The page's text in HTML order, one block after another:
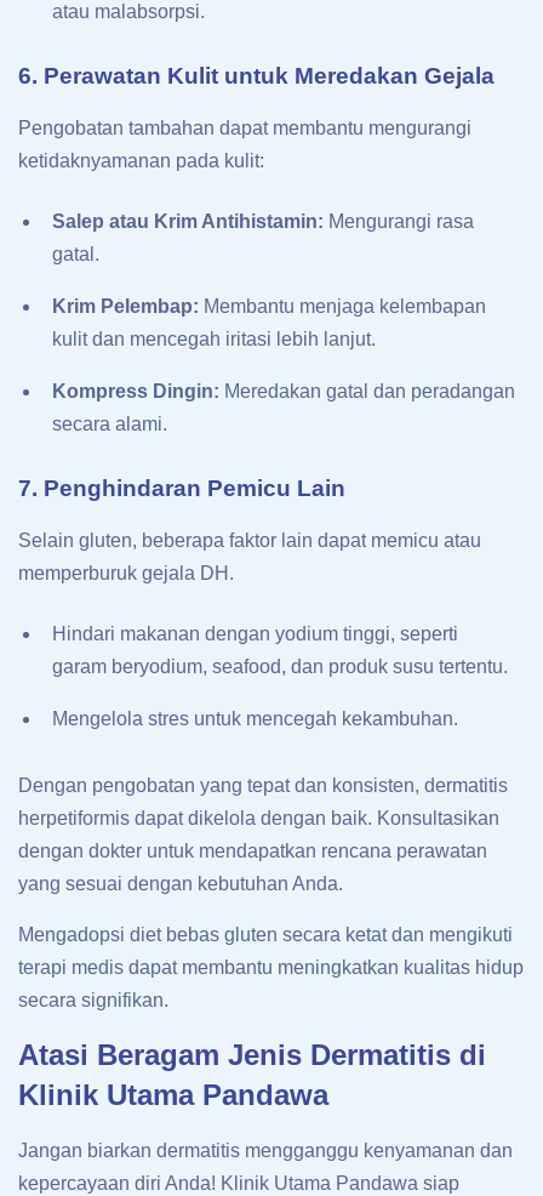
atau malabsorpsi.
6. Perawatan Kulit untuk Meredakan Gejala
Pengobatan tambahan dapat membantu mengurangi
ketidaknyamanan pada kulit:
Salep atau Krim Antihistamin: Mengurangi rasa
gatal.
Krim Pelembap: Membantu menjaga kelembapan
kulit dan mencegah iritasi lebih lanjut.
Kompress Dingin: Meredakan gatal dan peradangan
secara alami.
7. Penghindaran Pemicu Lain
Selain gluten, beberapa faktor lain dapat memicu atau
memperburuk gejala DH.
Hindari makanan dengan yodium tinggi, seperti
garam beryodium, seafood, dan produk susu tertentu.
Mengelola stres untuk mencegah kekambuhan.
Dengan pengobatan yang tepat dan konsisten, dermatitis
herpetiformis dapat dikelola dengan baik. Konsultasikan
dengan dokter untuk mendapatkan rencana perawatan
yang sesuai dengan kebutuhan Anda.
Mengadopsi diet bebas gluten secara ketat dan mengikuti
terapi medis dapat membantu meningkatkan kualitas hidup
secara signifikan.
Atasi Beragam Jenis Dermatitis di
Klinik Utama Pandawa
Jangan biarkan dermatitis mengganggu kenyamanan dan
kepercayaan diri Anda! Klinik Utama Pandawa siap